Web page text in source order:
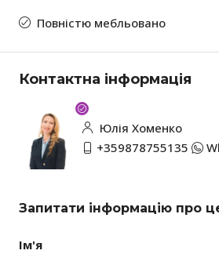
Повністю мебльовано
Контактна інформація
Юлія Хоменко
+359878755135
Запитати інформацію про
Ім'я